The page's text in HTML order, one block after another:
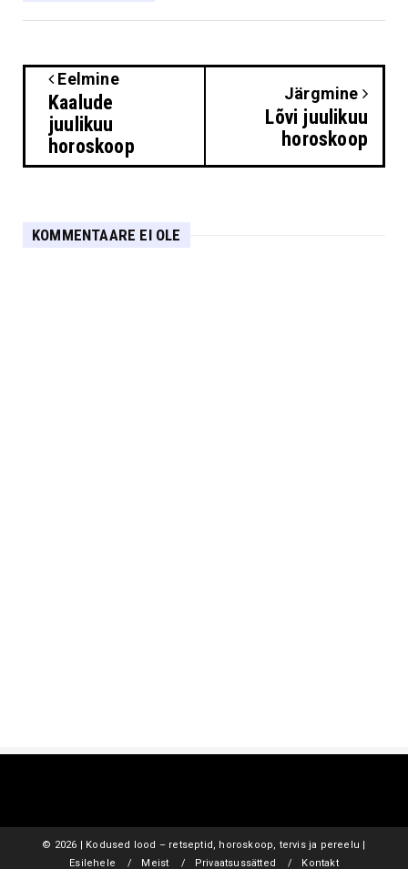
Eelmine
Kaalude
juulikuu
horoskoop
Järgmine
Lõvi juulikuu
horoskoop
KOMMENTAARE EI OLE
© 2026 | Kodused lood – retseptid, horoskoop, tervis ja pereelu |
Esilehele
Meist Privaatsussätted Kontakt